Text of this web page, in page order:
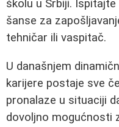
školu u Srbiji.
šanse za
tehničar ili vaspitač.
U današnjem
karijere postaje sve
pronalaze u situaciji
dovoljno mogućnosti